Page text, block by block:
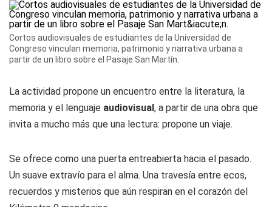
Cortos audiovisuales de estudiantes de la Universidad de
Congreso vinculan memoria, patrimonio y narrativa urbana a
partir de un libro sobre el Pasaje San Martín.
La actividad propone un encuentro entre la literatura, la
memoria y el lenguaje audiovisual, a partir de una obra que
invita a mucho más que una lectura: propone un viaje.
Se ofrece como una puerta entreabierta hacia el pasado.
Un suave extravío para el alma. Una travesía entre ecos,
recuerdos y misterios que aún respiran en el corazón del